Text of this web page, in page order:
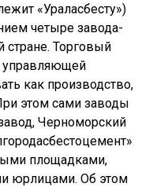
«Ураласбесту»)
четыре завода-
стране. Торговый
управляющей
как производство,
этом сами заводы
Черноморский
площадками,
юрлицами. Об этом